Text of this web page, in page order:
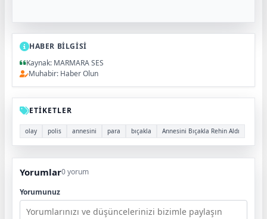
HABER BİLGİSİ
Kaynak: MARMARA SES
Muhabir: Haber Olun
ETİKETLER
olay polis annesini para bıçakla Annesini Bıçakla Rehin Aldı
Yorumlar0 yorum
Yorumunuz